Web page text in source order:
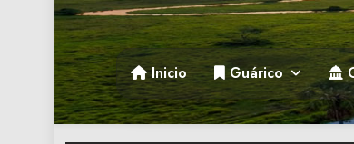
Gobernacion de
Gobernacion de Guarico
Inicio Guárico